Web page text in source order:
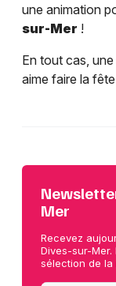
une animation
sur-Mer !
En tout cas,
aime faire la
Mer
Recevez
Dives-sur-
sélection de la